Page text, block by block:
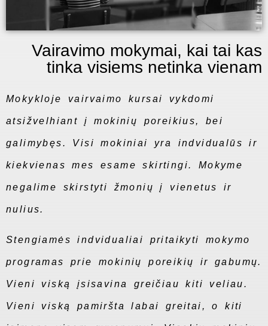
Vairavimo mokymai, kai tai kas
tinka visiems netinka vienam
Mokykloje vairvaimo kursai vykdomi
atsižvelhiant į mokinių poreikius, bei
galimybęs. Visi mokiniai yra indvidualūs ir
kiekvienas mes esame skirtingi. Mokyme
negalime skirstyti žmonių į vienetus ir
nulius.
Stengiamės indvidualiai pritaikyti mokymo
programas prie mokinių poreikių ir gabumų.
Vieni viską įsisavina greičiau kiti veliau.
Vieni viską pamiršta labai greitai, o kiti